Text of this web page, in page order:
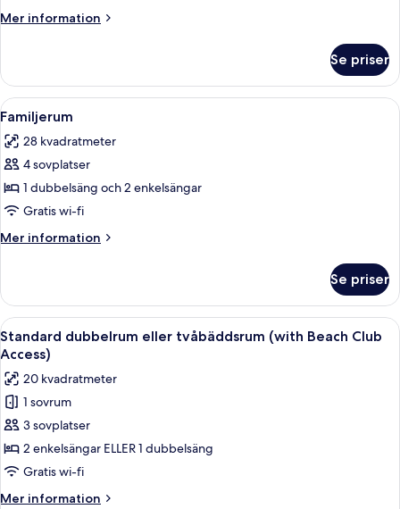
-Mer information
Mer
dubbelrum
eller
tvåbäddsrum
havsutsikt
Se priser
Öppna
alla
foton
för
Familjerum
En snyggt bäddad säng med vita
6
Familjerum
28 kvadratmeter
4 sovplatser
1 dubbelsäng och 2 enkelsängar
Gratis wi-fi
Mer information
Mer
Se priser
Öppna
alla
foton
för
Standard
dubbelrum
eller
tvåbäddsrum
(with
Ett modernt hotellrum med en stor
5
Standard dubbelrum eller tvåbäddsrum (with Beach Club
Access)
20 kvadratmeter
1 sovrum
3 sovplatser
2 enkelsängar ELLER 1 dubbelsäng
Gratis wi-fi
Mer information
Mer